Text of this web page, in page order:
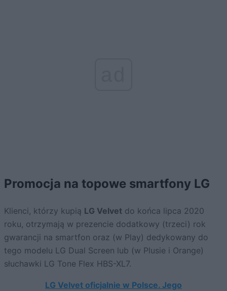
Promocja na topowe smartfony LG
Klienci, którzy kupią LG Velvet do końca lipca 2020
roku, otrzymają w prezencie dodatkowy (trzeci) rok
gwarancji na smartfon oraz (w Play) dedykowany do
tego modelu LG Dual Screen lub (w Plusie i Orange)
słuchawki LG Tone Flex HBS-XL7.
LG Velvet oficjalnie w Polsce. Jego